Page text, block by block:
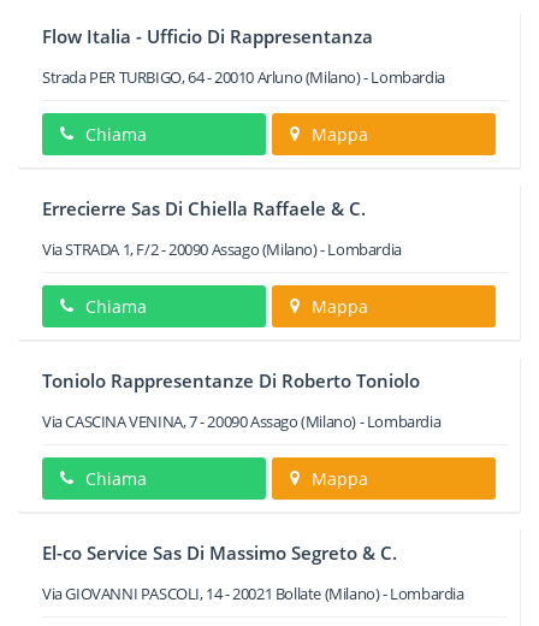
Flow Italia - Ufficio Di Rappresentanza
Strada PER TURBIGO, 64-20010Arluno(Milano) -Lombardia
Chiama Mappa
Errecierre Sas Di Chiella Raffaele & C.
Via STRADA 1, F/2-20090Assago(Milano) -Lombardia
Chiama Mappa
Toniolo Rappresentanze Di Roberto Toniolo
Via CASCINA VENINA, 7-20090Assago(Milano) -Lombardia
Chiama Mappa
El-co Service Sas Di Massimo Segreto & C.
Via GIOVANNI PASCOLI, 14-20021 Bollate(Milano) -Lombardia